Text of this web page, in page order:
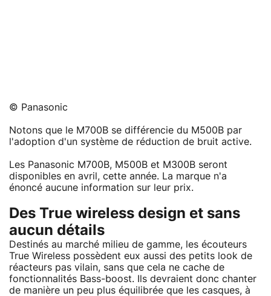
© Panasonic
Notons que le M700B se différencie du M500B par
l'adoption d'un système de réduction de bruit active.
Les Panasonic M700B, M500B et M300B seront
disponibles en avril, cette année. La marque n'a
énoncé aucune information sur leur prix.
Des True wireless design et sans
aucun détails
Destinés au marché milieu de gamme, les écouteurs
True Wireless possèdent eux aussi des petits look de
réacteurs pas vilain, sans que cela ne cache de
fonctionnalités Bass-boost. Ils devraient donc chanter
de manière un peu plus équilibrée que les casques, à